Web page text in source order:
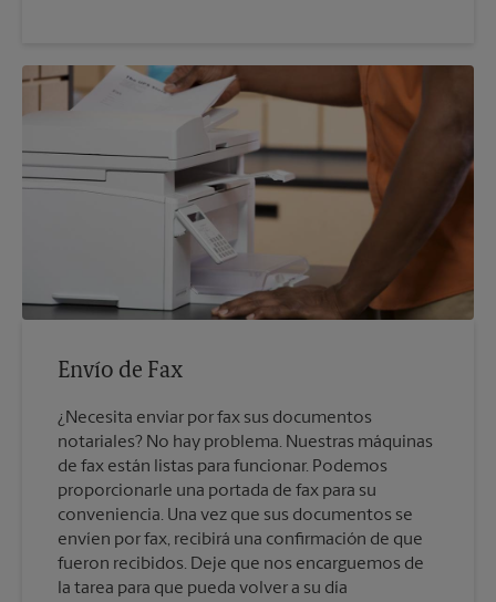
Envío de Fax
¿Necesita enviar por fax sus documentos
notariales? No hay problema. Nuestras máquinas
de fax están listas para funcionar. Podemos
proporcionarle una portada de fax para su
conveniencia. Una vez que sus documentos se
envíen por fax, recibirá una confirmación de que
fueron recibidos. Deje que nos encarguemos de
la tarea para que pueda volver a su día